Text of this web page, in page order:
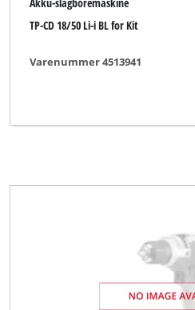
TP-CD 18/50 Li-i BL for Kit
Varenummer 4513941